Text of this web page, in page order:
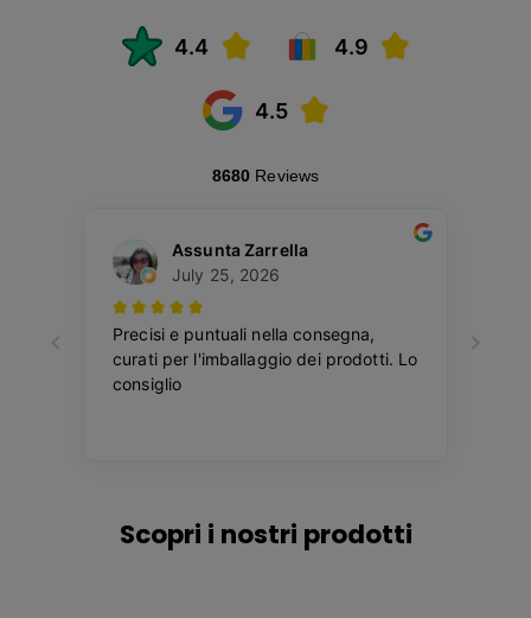
Scopri i nostri prodotti